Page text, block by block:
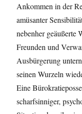
Ankommen in der
amüsanter
nebenher geäußerte
Freunden und
Ausbürgerung
seinen Wurzeln
Eine
scharfsinniger,